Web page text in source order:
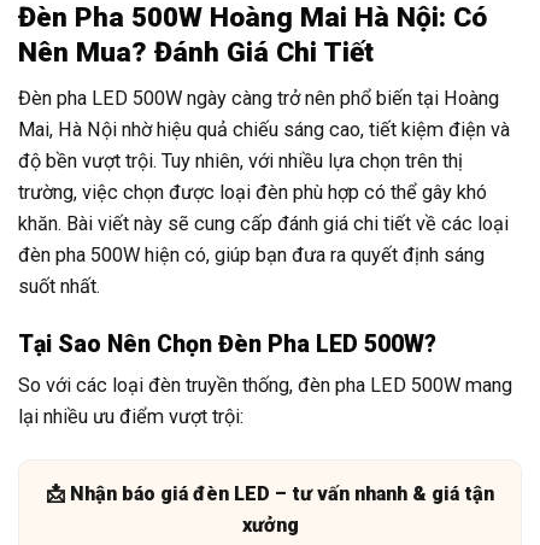
Đèn Pha 500W Hoàng Mai Hà Nội: Có
Nên Mua? Đánh Giá Chi Tiết
Đèn pha LED 500W ngày càng trở nên phổ biến tại Hoàng
Mai, Hà Nội nhờ hiệu quả chiếu sáng cao, tiết kiệm điện và
độ bền vượt trội. Tuy nhiên, với nhiều lựa chọn trên thị
trường, việc chọn được loại đèn phù hợp có thể gây khó
khăn. Bài viết này sẽ cung cấp đánh giá chi tiết về các loại
đèn pha 500W hiện có, giúp bạn đưa ra quyết định sáng
suốt nhất.
Tại Sao Nên Chọn Đèn Pha LED 500W?
So với các loại đèn truyền thống, đèn pha LED 500W mang
lại nhiều ưu điểm vượt trội:
📩 Nhận báo giá đèn LED – tư vấn nhanh & giá tận
xưởng